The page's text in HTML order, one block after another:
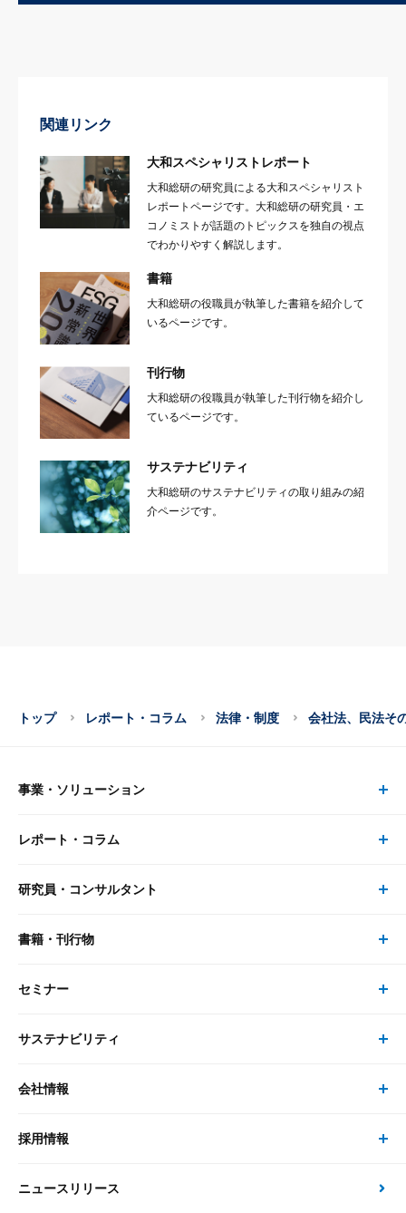
関連リンク
大和スペシャリストレポート
大和総研の研究員による大和スペシャリスト
レポートページです。大和総研の研究員・エ
コノミストが話題のトピックスを独自の視点
でわかりやすく解説します。
書籍
大和総研の役職員が執筆した書籍を紹介して
いるページです。
刊行物
大和総研の役職員が執筆した刊行物を紹介し
ているページです。
サステナビリティ
大和総研のサステナビリティの取り組みの紹
介ページです。
トップ レポート・コラム 法律・制度 会社法、民法そ
事業・ソリューション
事業・ソリューション トップ
リサーチ
大和総研の強み
先端テクノロジーに基づく新たな価値の創出
レポート・コラム
レポート・コラム トップ
最新のレポート・コラム
政策分析
研究員・コンサルタント
研究員・コンサルタント トップ
研究員
書籍・刊行物
書籍・刊行物 トップ
書籍
セミナー
セミナー トップ
現在受付中のセミナー・イベント
サステナビリティ
サステナビリティの取り組み
次世代社会への貢献
会社情報
会社情報 トップ
会社概要・役員一覧
採用情報
採用情報 トップ
ニュースリリース